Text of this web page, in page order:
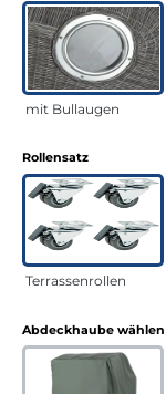
mit Bullaugen
Rollensatzauswählen
Terrassenrollen
Abdeckhaube wählen